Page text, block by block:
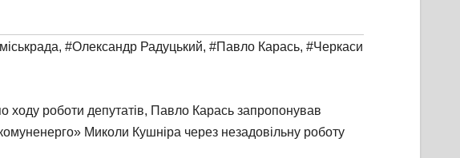
, #Олександр Радуцький, #Павло Карась, #Черкаси
ходу роботи депутатів, Павло Карась запропонував
Миколи Кушніра через незадовільну роботу